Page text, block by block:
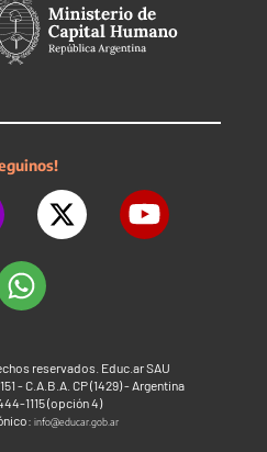
reservados. Educ.ar SAU
- C.A.B.A. CP (1429) - Argentina
1115 (opción 4)
info@educar.gob.ar